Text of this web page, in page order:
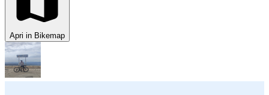
Apri in Bikemap